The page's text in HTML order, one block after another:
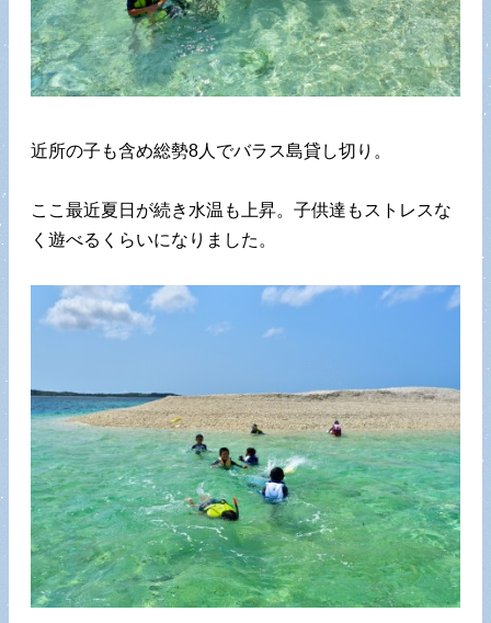
近所の子も含め総勢8人でバラス島貸し切り。
ここ最近夏日が続き水温も上昇。子供達もストレスな
く遊べるくらいになりました。